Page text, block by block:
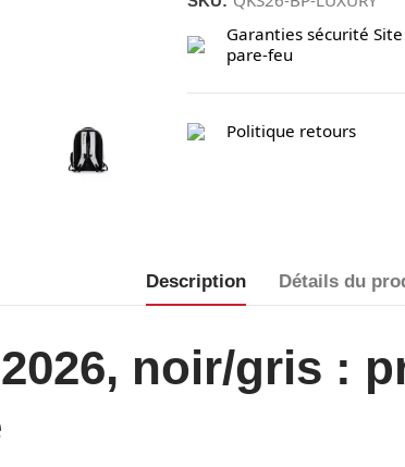
Garanties sécurité
pare-feu
Politique retours
Description Détails du
noir/gris :